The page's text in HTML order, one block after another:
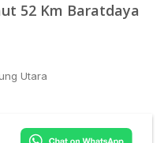
52 Km Baratdaya
Utara